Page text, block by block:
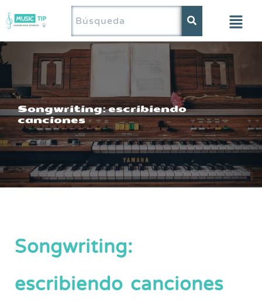
contenido
Songwriting: escribiendo
canciones
Songwriting:
escribiendo canciones